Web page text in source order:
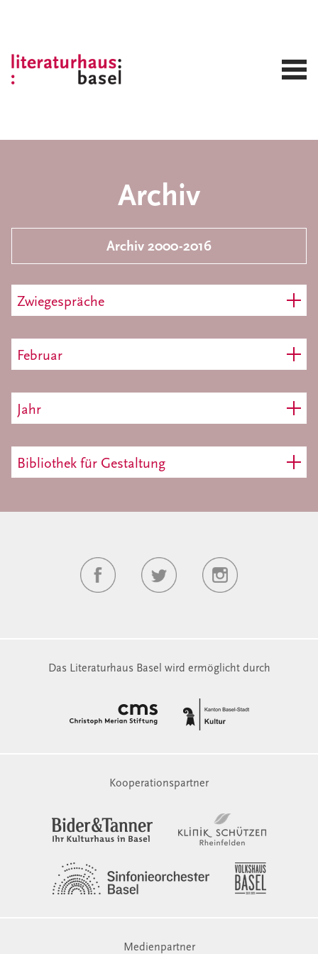
Archiv
Archiv 2000-2016
Zwiegespräche
Februar
Jahr
Bibliothek für Gestaltung
Das Literaturhaus Basel wird ermöglicht durch
Kooperationspartner
Medienpartner